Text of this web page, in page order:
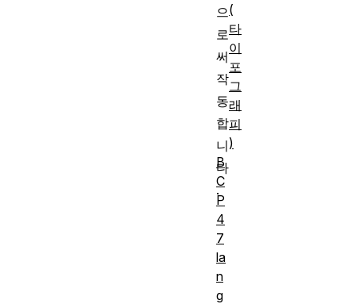
으
로
써
작
동
합
니
다
.
(
타
이
포
그
래
피
)
B
C
P
4
7
la
n
g